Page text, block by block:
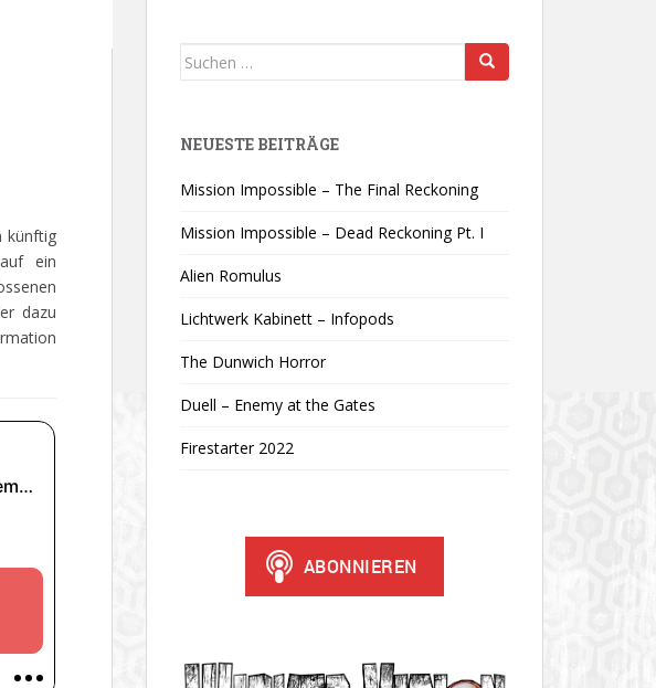
künftig
ein
dazu
Suchen
NEUESTE BEITRÄGE
Mission Impossible – The Final Reckoning
Mission Impossible – Dead Reckoning Pt. I
Alien Romulus
Lichtwerk Kabinett – Infopods
The Dunwich Horror
Duell – Enemy at the Gates
Firestarter 2022